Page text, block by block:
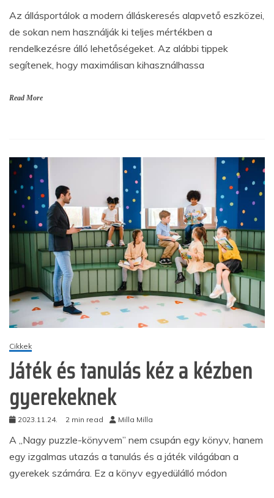
Az állásportálok a modern álláskeresés alapvető eszközei,
de sokan nem használják ki teljes mértékben a
rendelkezésre álló lehetőségeket. Az alábbi tippek
segítenek, hogy maximálisan kihasználhassa
Read More
Cikkek
Játék és tanulás kéz a kézben
gyerekeknek
2023.11.24. 2 min read Milla Milla
A „Nagy puzzle-könyvem” nem csupán egy könyv, hanem
egy izgalmas utazás a tanulás és a játék világában a
gyerekek számára. Ez a könyv egyedülálló módon